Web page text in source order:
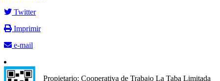
Twitter
Imprimir
e-mail
Propietario: Cooperativa de Trabajo La Taba Limitada